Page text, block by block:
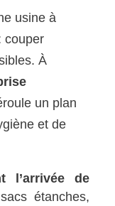
usine à
couper
À
un plan
et de
l’arrivée de
étanches,